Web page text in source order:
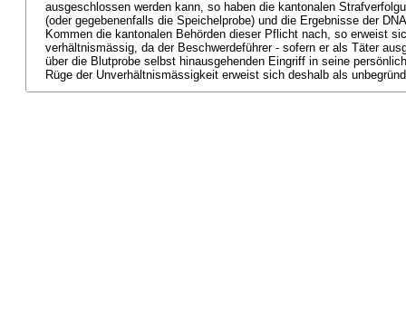
ausgeschlossen werden kann, so haben die kantonalen
(oder gegebenenfalls die Speichelprobe) und die Ergebnisse der
Kommen die kantonalen Behörden dieser Pflicht nach, so erweist
verhältnismässig, da der Beschwerdeführer - sofern er als Täter
über die Blutprobe selbst hinausgehenden Eingriff in seine
Rüge der Unverhältnismässigkeit erweist sich deshalb als